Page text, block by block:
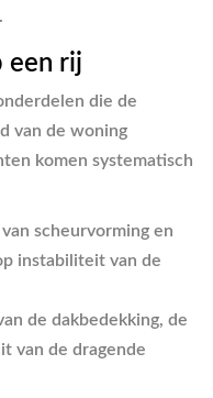
een rij
die de
van de woning
komen systematisch
scheurvorming en
instabiliteit van de
de dakbedekking, de
van de dragende